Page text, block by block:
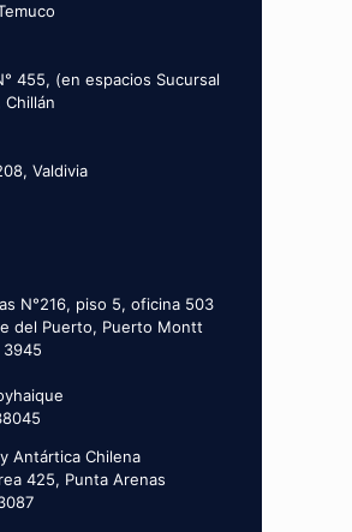
455, (en espacios Sucursal
Chillán
Valdivia
N°216, piso 5, oficina 503
del Puerto, Puerto Montt
Antártica Chilena
425, Punta Arenas